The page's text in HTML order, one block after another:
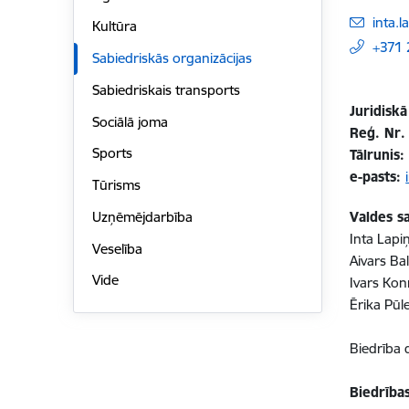
Kultūra
Sabiedriskās organizācijas
Sabiedriskais transports
Sociālā joma
Sports
Tūrisms
Uzņēmējdarbība
Veselība
Vide
E-
+371
Reģ. Nr.
Tālrunis:
e-pasts:
Valdes
Inta
Aivars
Ivars
Ērika
Biedrība